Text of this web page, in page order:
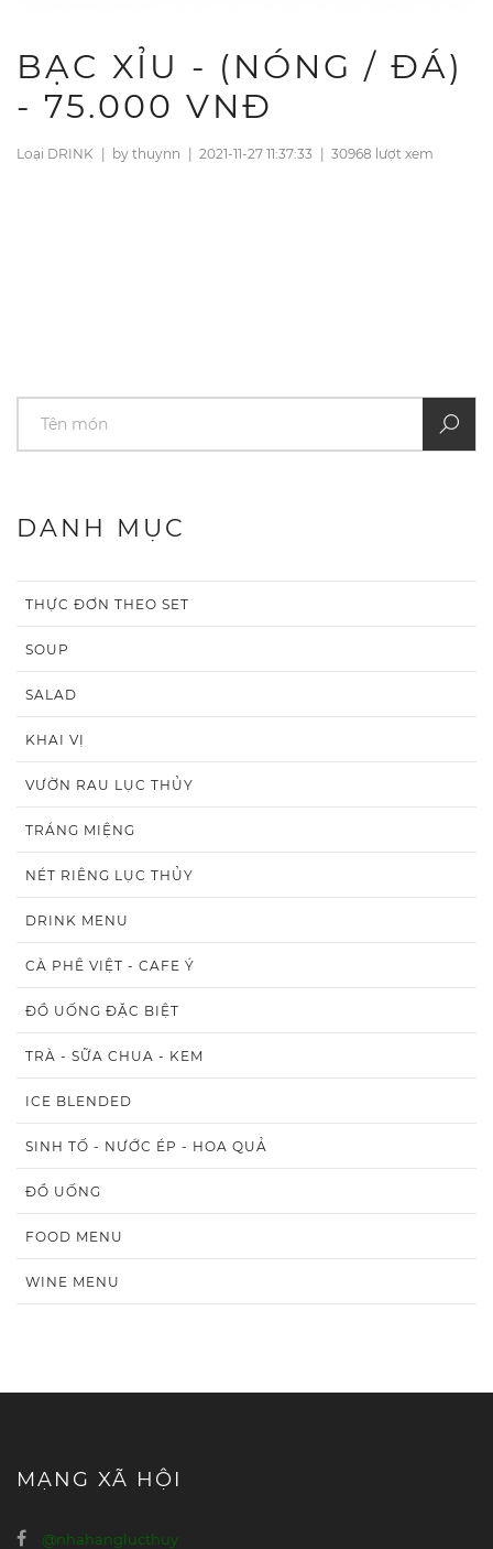
BẠC XỈU - (NÓNG / ĐÁ)
- 75.000 VNĐ
Loại DRINK | by thuynn | 2021-11-27 11:37:33 | 30968 lượt xem
DANH MỤC
THỰC ĐƠN THEO SET
SOUP
SALAD
KHAI VỊ
VƯỜN RAU LỤC THỦY
TRÁNG MIỆNG
NÉT RIÊNG LỤC THỦY
DRINK MENU
CÀ PHÊ VIỆT - CAFE Ý
ĐỒ UỐNG ĐẶC BIỆT
TRÀ - SỮA CHUA - KEM
ICE BLENDED
SINH TỐ - NƯỚC ÉP - HOA QUẢ
ĐỒ UỐNG
FOOD MENU
WINE MENU
MẠNG XÃ HỘI
@nhahanglucthuy